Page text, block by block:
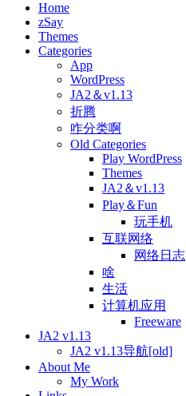
Home
zSay
Themes
Categories
App
WordPress
JA2＆v1.13
折腾
咋分类啊
Old Categories
Play WordPress
Themes
JA2＆v1.13
Play＆Fun
玩手机
互联网络
网络日志
啥
生活
计算机应用
Freeware
JA2 v1.13
JA2 v1.13导航[old]
About Me
My Work